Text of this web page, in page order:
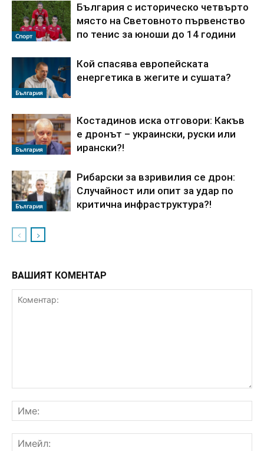
Спорт
България с историческо четвърто
място на Световното първенство
по тенис за юноши до 14 години
България
Кой спасява европейската
енергетика в жегите и сушата?
България
Костадинов иска отговори: Какъв
е дронът – украински, руски или
ирански?!
България
Рибарски за взривилия се дрон:
Случайност или опит за удар по
критична инфраструктура?!
ВАШИЯТ КОМЕНТАР